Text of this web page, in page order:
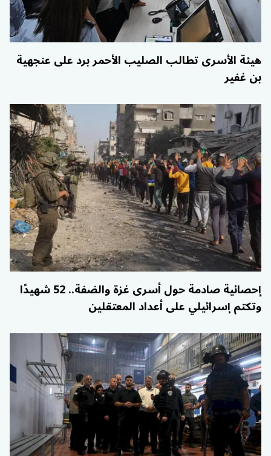
هيئة الأسرى تطالب الصليب الأحمر برد على عنجهية
بن غفير
إحصائية صادمة حول أسرى غزة والضفة.. 52 شهيدًا
وتكتم إسرائيلي على أعداد المعتقلين